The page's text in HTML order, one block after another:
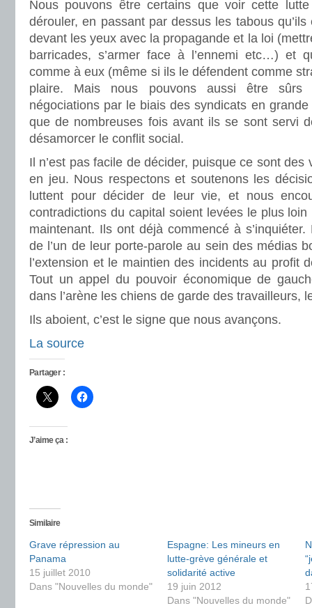
Nous pouvons être certains que voir cette
dérouler, en passant par dessus les tabous
devant les yeux avec la propagande et la loi
barricades, s’armer face à l’ennemi etc…) et
comme à eux (même si ils le défendent comme
plaire. Mais nous pouvons aussi être
négociations par le biais des syndicats en
que de nombreuses fois avant ils se sont servi
désamorcer le conflit social.
Il n’est pas facile de décider, puisque ce sont des
en jeu. Nous respectons et soutenons les
luttent pour décider de leur vie, et nous
contradictions du capital soient levées le plus loin
maintenant. Ils ont déjà commencé à
de l’un de leur porte-parole au sein des médias
l’extension et le maintien des incidents au profit
Tout un appel du pouvoir économique de
dans l’arène les chiens de garde des travailleurs,
Ils aboient, c’est le signe que nous avançons.
La source
Partager :
J’aime ça :
Similaire
Grave répression au
Panama
15 juillet 2010
Dans "Nouvelles du monde"
Espagne: Les mineurs en
lutte-grève générale et
solidarité active
19 juin 2012
Dans "Nouvelles du monde"